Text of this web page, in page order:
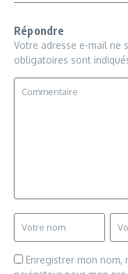
Répondre
Votre adresse e-mail ne
obligatoires sont
Enregistrer mon nom,